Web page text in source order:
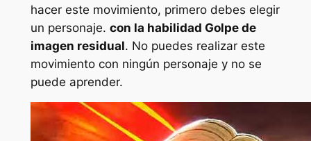
hacer este movimiento, primero debes elegir
un personaje. con la habilidad Golpe de
imagen residual. No puedes realizar este
movimiento con ningún personaje y no se
puede aprender.